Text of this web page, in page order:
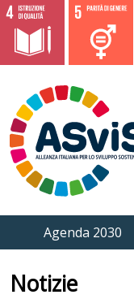
Agenda 2030
Notizie